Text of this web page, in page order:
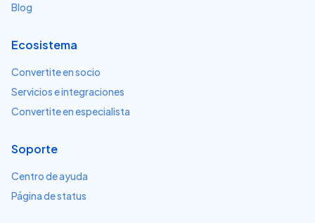
Blog
Ecosistema
Convertite en socio
Servicios e integraciones
Convertite en especialista
Soporte
Centro de ayuda
Página de status